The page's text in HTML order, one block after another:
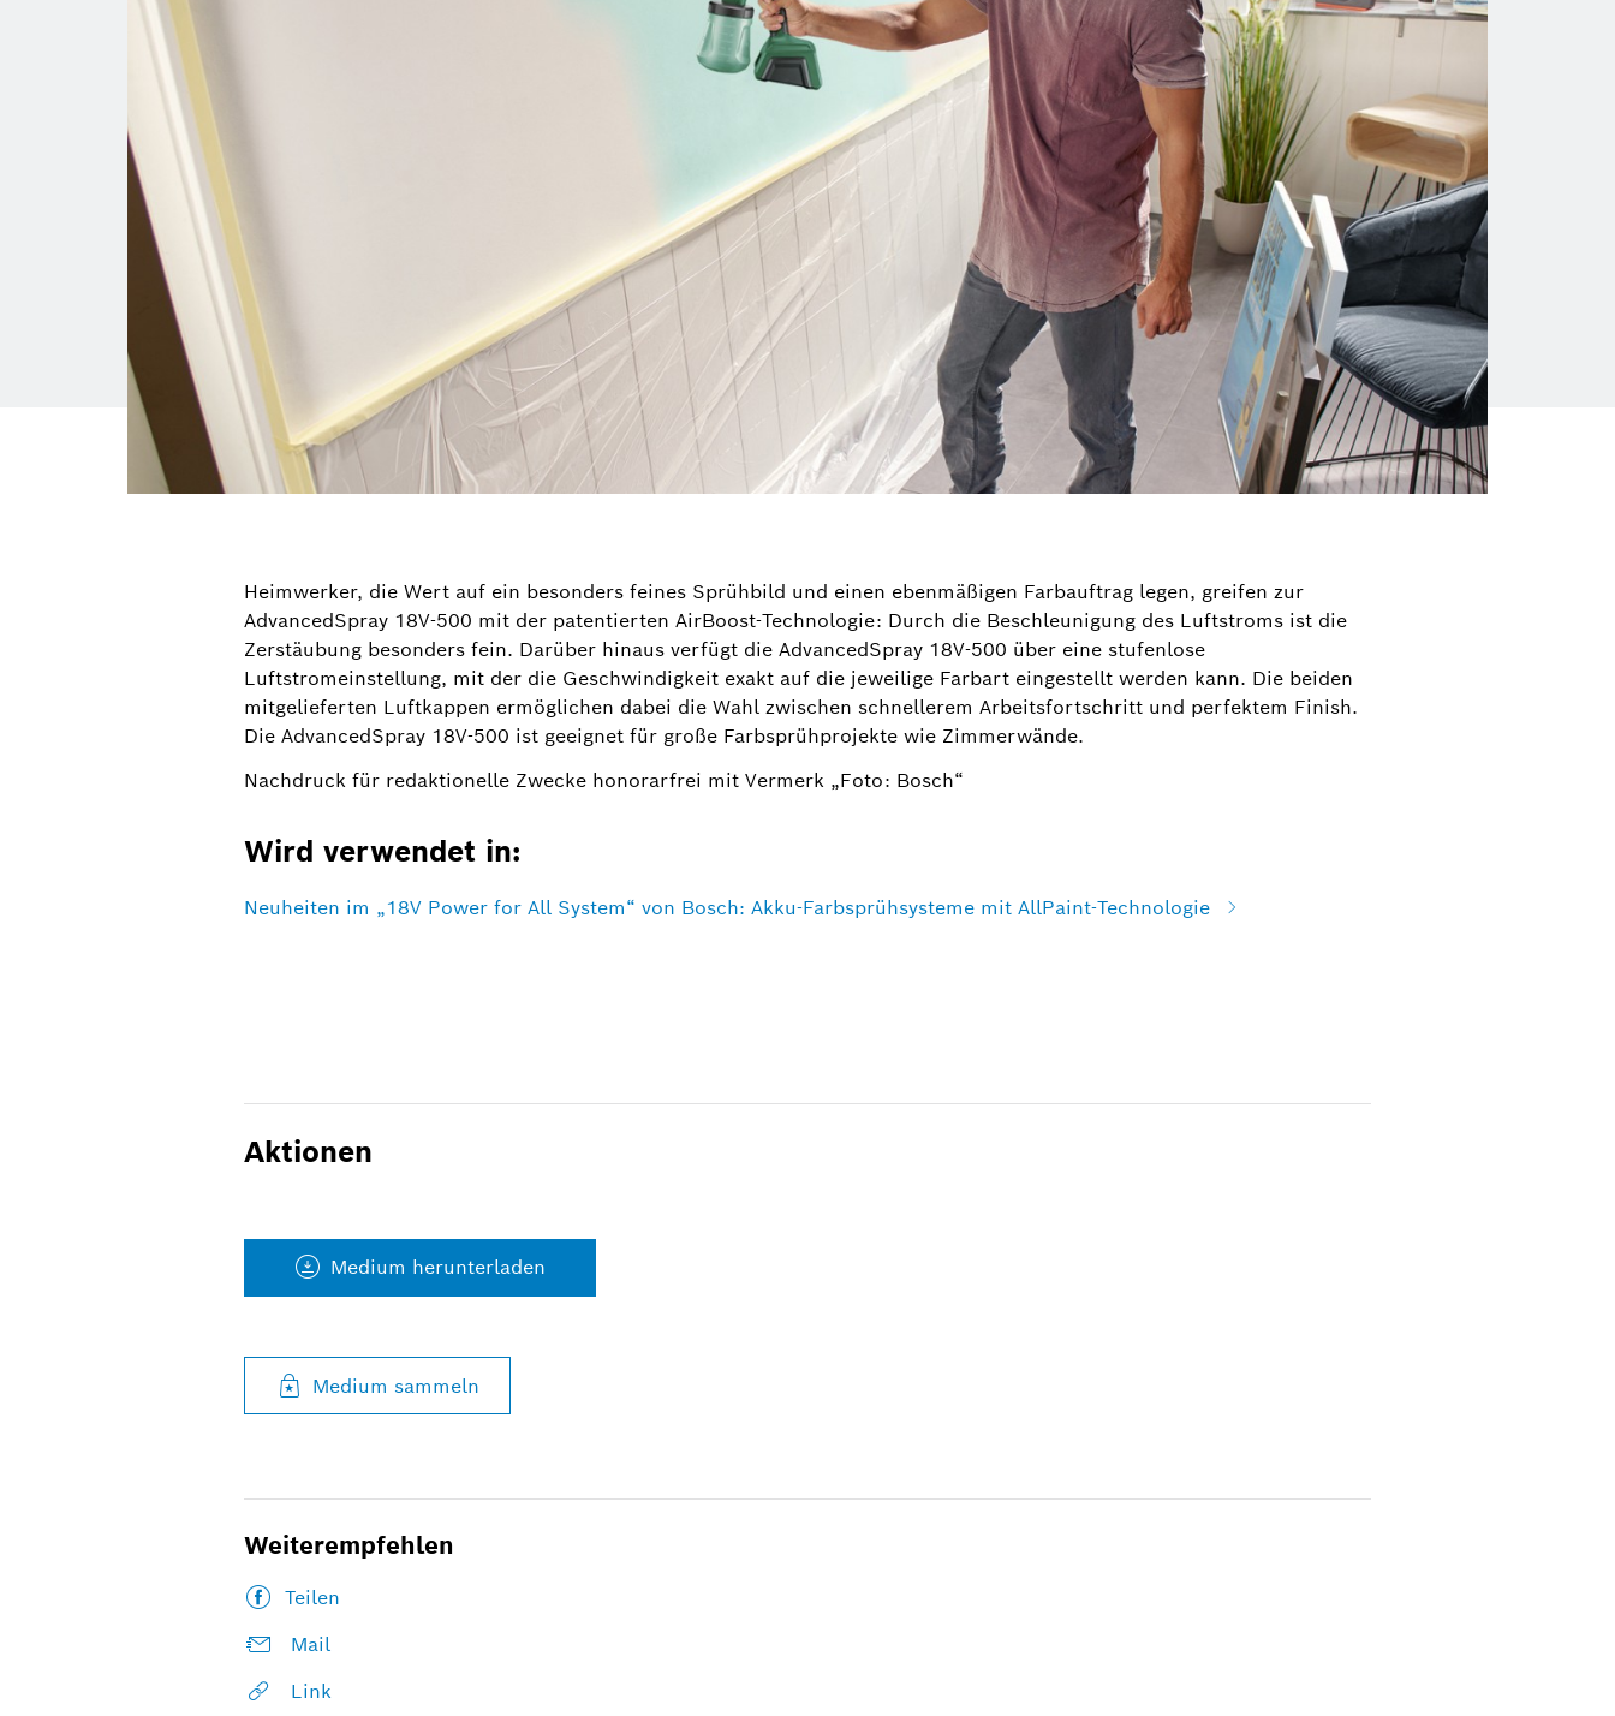
Heimwerker, die Wert auf ein besonders feines Sprühbild und einen ebenmäßigen Farbauftrag legen, greifen zur
AdvancedSpray 18V-500 mit der patentierten AirBoost-Technologie: Durch die Beschleunigung des Luftstroms ist die
Zerstäubung besonders fein. Darüber hinaus verfügt die AdvancedSpray 18V-500 über eine stufenlose
Luftstromeinstellung, mit der die Geschwindigkeit exakt auf die jeweilige Farbart eingestellt werden kann. Die beiden
mitgelieferten Luftkappen ermöglichen dabei die Wahl zwischen schnellerem Arbeitsfortschritt und perfektem Finish.
Die AdvancedSpray 18V-500 ist geeignet für große Farbsprühprojekte wie Zimmerwände.
Nachdruck für redaktionelle Zwecke honorarfrei mit Vermerk „Foto: Bosch“
Wird verwendet in:
Neuheiten im „18V Power for All System“ von Bosch: Akku-Farbsprühsysteme mit AllPaint-Technologie
Aktionen
Medium herunterladen
Medium sammeln
Weiterempfehlen
Teilen
Mail
Link